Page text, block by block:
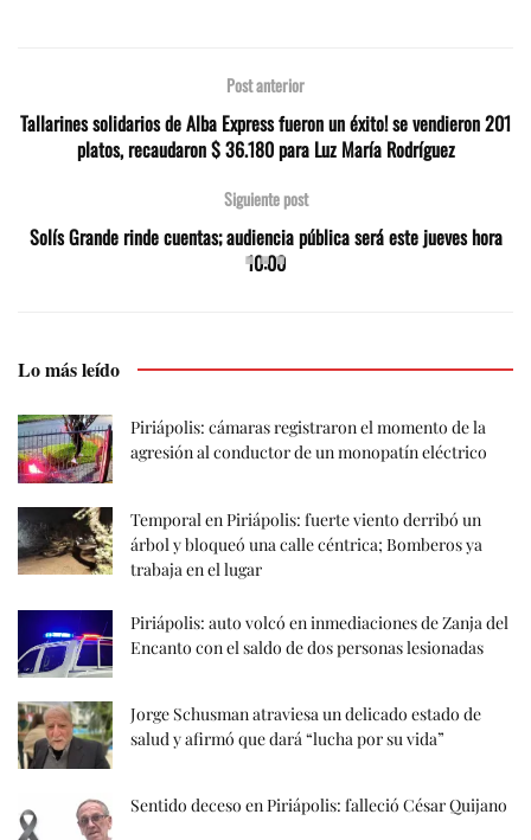
Post anterior
Tallarines solidarios de Alba Express fueron un éxito! se vendieron 201
platos, recaudaron $ 36.180 para Luz María Rodríguez
Siguiente post
Solís Grande rinde cuentas; audiencia pública será este jueves hora
10:00
Lo más leído
Piriápolis: cámaras registraron el momento de la
agresión al conductor de un monopatín eléctrico
Temporal en Piriápolis: fuerte viento derribó un
árbol y bloqueó una calle céntrica; Bomberos ya
trabaja en el lugar
Piriápolis: auto volcó en inmediaciones de Zanja del
Encanto con el saldo de dos personas lesionadas
Jorge Schusman atraviesa un delicado estado de
salud y afirmó que dará “lucha por su vida”
Sentido deceso en Piriápolis: falleció César Quijano